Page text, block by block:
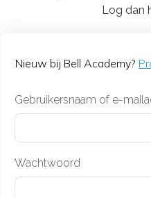
Log dan
Nieuw bij Bell Academy?
Gebruikersnaam of e-
Wachtwoord